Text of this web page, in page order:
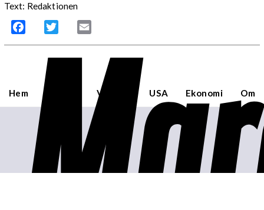
Text: Redaktionen
Facebook Twitter
Hem Världen USA Ekonomi Om